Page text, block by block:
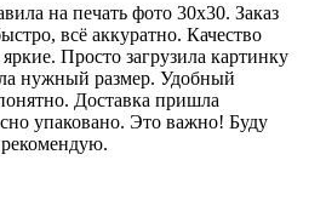
на печать фото 30х30. Заказ
всё аккуратно. Качество
Просто загрузила картинку
нужный размер. Удобный
Доставка пришла
упаковано. Это важно! Буду